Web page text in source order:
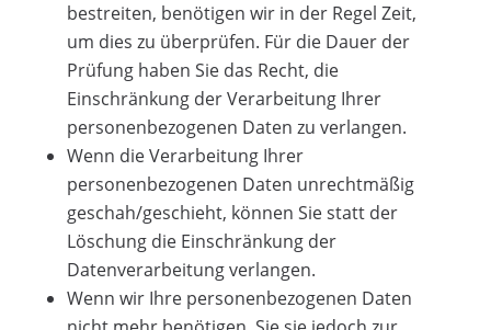
bestreiten, benötigen wir in der Regel Zeit,
um dies zu überprüfen. Für die Dauer der
Prüfung haben Sie das Recht, die
Einschränkung der Verarbeitung Ihrer
personenbezogenen Daten zu verlangen.
Wenn die Verarbeitung Ihrer
personenbezogenen Daten unrechtmäßig
geschah/geschieht, können Sie statt der
Löschung die Einschränkung der
Datenverarbeitung verlangen.
Wenn wir Ihre personenbezogenen Daten